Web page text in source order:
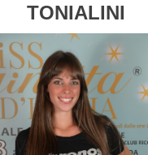
TONIALINI